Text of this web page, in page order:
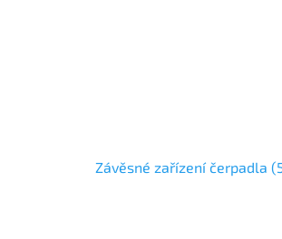
Závěsné zařízení čerpadla